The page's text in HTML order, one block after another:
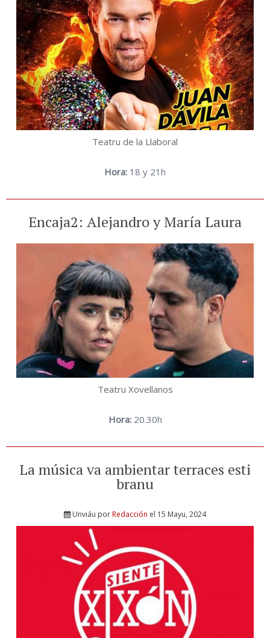
Teatru de la Llaboral
Hora: 18 y 21h
Encaja2: Alejandro y María Laura
Teatru Xovellanos
Hora:20.30h
La música va ambientar terraces esti
branu
Unviáu porRedacción el 15 Mayu, 2024